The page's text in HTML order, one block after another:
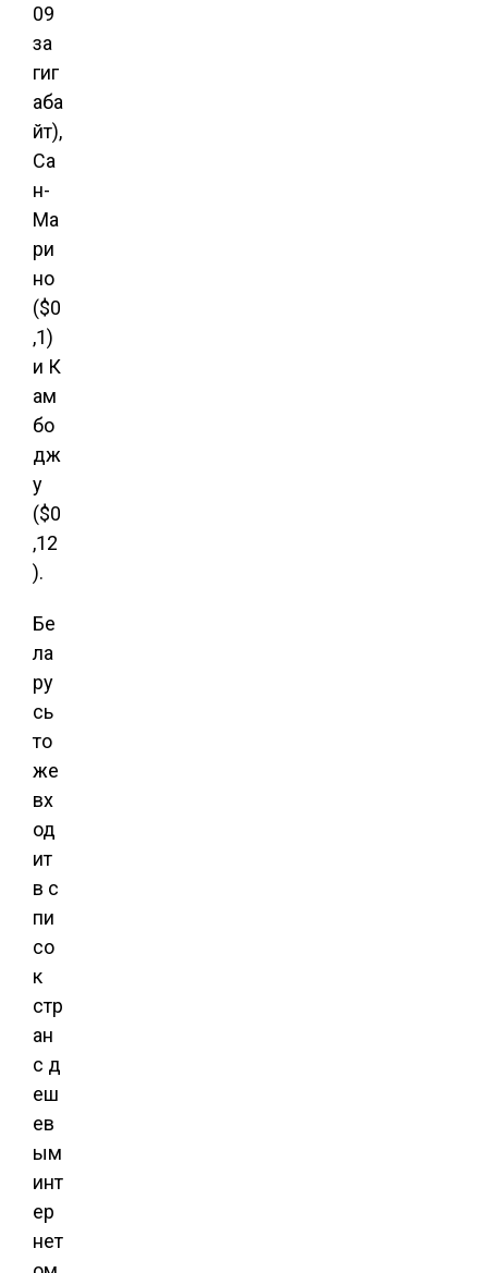
09
за
гиг
аба
йт),
Са
н-
Ма
ри
но
($0
,1)
и К
ам
бо
дж
у
($0
,12
).
Бе
ла
ру
сь
то
же
вх
од
ит
в с
пи
со
к
стр
ан
с д
еш
ев
ым
инт
ер
нет